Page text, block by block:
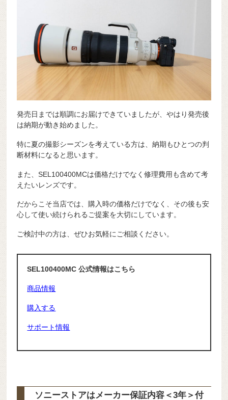
発売日までは順調にお届けできていましたが、やはり発売後
は納期が動き始めました。
特に夏の撮影シーズンを考えている方は、納期もひとつの判
断材料になると思います。
また、SEL100400MCは価格だけでなく修理費用も含めて考
えたいレンズです。
だからこそ当店では、購入時の価格だけでなく、その後も安
心して使い続けられるご提案を大切にしています。
ご検討中の方は、ぜひお気軽にご相談ください。
SEL100400MC 公式情報はこちら
商品情報
購入する
サポート情報
ソニーストアはメーカー保証内容 ＜3年＞付